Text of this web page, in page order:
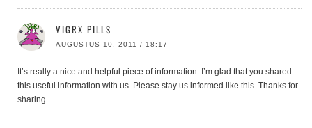
VIGRX PILLS
AUGUSTUS 10, 2011 / 18:17
It’s really a nice and helpful piece of information. I’m glad that you shared
this useful information with us. Please stay us informed like this. Thanks for
sharing.